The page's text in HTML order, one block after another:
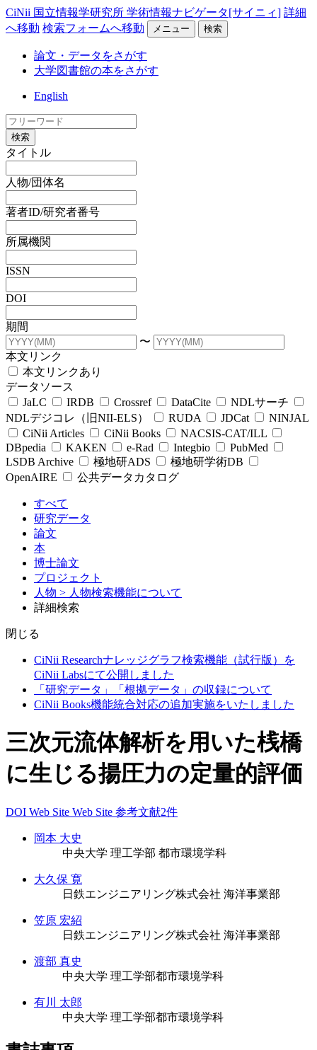
CiNii 国立情報学研究所 学術情報ナビゲータ[サイニィ] 詳細
へ移動 検索フォームへ移動 メニュー 検索
論文・データをさがす
大学図書館の本をさがす
English
検索
タイトル
人物/団体名
著者ID/研究者番号
所属機関
ISSN
DOI
期間
〜
本文リンク
本文リンクあり
データソース
JaLC
IRDB Crossref DataCite
NDLサーチ
NDLデジコレ（旧NII-ELS）
RUDA JDCat
NINJAL
CiNii Articles
CiNii Books
NACSIS-CAT/ILL
DBpedia
KAKEN e-Rad Integbio
PubMed
LSDB Archive
極地研ADS
極地研学術DB
OpenAIRE
公共データカタログ
すべて
研究データ
論文
本
博士論文
プロジェクト
人物 > 人物検索機能について
詳細検索
閉じる
CiNii Researchナレッジグラフ検索機能（試行版）を
CiNii Labsにて公開しました
「研究データ」「根拠データ」の収録について
CiNii Books機能統合対応の追加実施をいたしました
三次元流体解析を用いた桟橋
に生じる揚圧力の定量的評価
DOI Web Site Web Site 参考文献2件
岡本 大史
中央大学 理工学部 都市環境学科
大久保 寛
日鉄エンジニアリング株式会社 海洋事業部
笠原 宏紹
日鉄エンジニアリング株式会社 海洋事業部
渡部 真史
中央大学 理工学部都市環境学科
有川 太郎
中央大学 理工学部都市環境学科